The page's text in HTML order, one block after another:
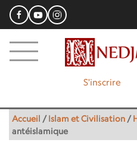
S'inscrire
Accueil /Islam et Civilisation /
antéislamique